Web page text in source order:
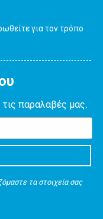
για τον τρόπο
παραλαβές μας.
τα στοιχεία σας